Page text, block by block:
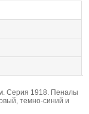
Серия 1918. Пеналы
темно-синий и